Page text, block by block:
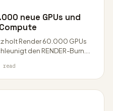
neue GPUs und
holt Render 60.000 GPUs
den RENDER-Burn.
read